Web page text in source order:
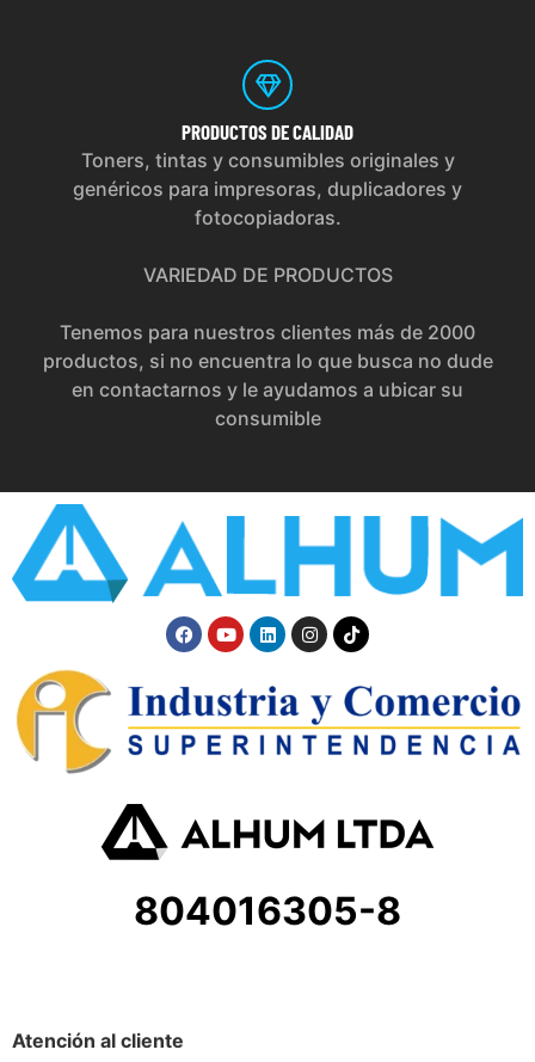
PRODUCTOS DE CALIDAD
Toners, tintas y consumibles originales y
genéricos para impresoras, duplicadores y
fotocopiadoras.
VARIEDAD DE PRODUCTOS
Tenemos para nuestros clientes más de 2000
productos, si no encuentra lo que busca no dude
en contactarnos y le ayudamos a ubicar su
consumible
804016305-8
Atención al cliente